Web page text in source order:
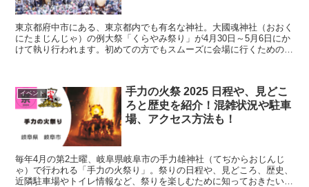
東京都府中市にある、東京都内でも有名な神社。大國魂神社（おおく
にたまじんじゃ）の例大祭「くらやみ祭り」が4月30日～5月6日にか
けて執り行われます。初めての方でもスムーズに会場に行くための交
イベント
手力の火祭 2025 日程や、見どこ
ろと歴史を紹介！混雑状況や駐車
場、アクセス方法も！
毎年4月の第2土曜、岐阜県岐阜市の手力雄神社（てぢからおじんじ
ゃ）で行われる「手力の火祭り」。祭りの日程や、見どころ、歴史、
近隣駐車場やトイレ情報など、祭りを楽しむために知っておきたい情